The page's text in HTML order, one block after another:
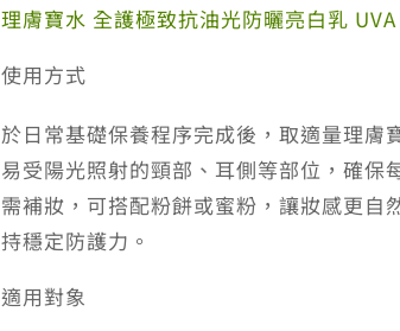
理膚寶水 全護極致抗油光防曬亮白乳 UVA
使用方式
於日常基礎保養程序完成後，取適量理膚
易受陽光照射的頸部、耳側等部位，確保
需補妝，可搭配粉餅或蜜粉，讓妝感更
持穩定防護力。
適用對象